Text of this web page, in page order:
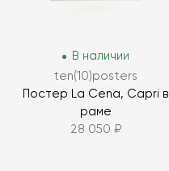
В наличии
ten(10)posters
Постер La Cena, Capri в
раме
28 050 ₽